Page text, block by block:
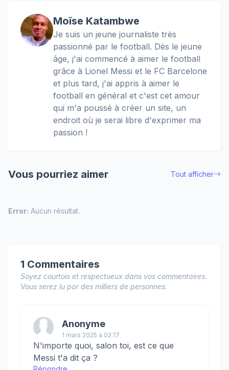
Moïse Katambwe
Je suis un jeune journaliste très
passionné par le football. Dès le jeune
âge, j'ai commencé à aimer le football
grâce à Lionel Messi et le FC Barcelone
et plus tard, j'ai appris à aimer le
football en général et c'est cet amour
qui m'a poussé à créer un site, un
endroit où je serai libre d'exprimer ma
passion !
Vous pourriez aimer Tout afficher
Error: Aucun résultat.
1 Commentaires
Soyez courtois et respectueux dans vos commentaires.
Vous serez lu par des milliers de personnes.
Anonyme
1 mars 2025 à 02:17
N'importe quoi, salon toi, est ce que
Messi t'a dit ça ?